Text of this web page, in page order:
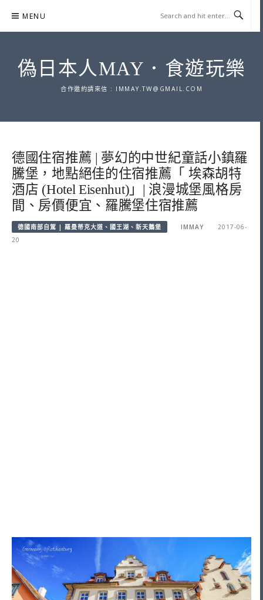
content
MENU
偽日本人MAY．食遊玩樂
合作邀約請來信 : IMMAY.TW@GMAIL.COM
德國住宿推薦 | 夢幻的中世紀童話小鎮羅
騰堡，地點絕佳的住宿推薦「 埃森胡特
酒店 (Hotel Eisenhut)」| 浪漫城堡風格房
間、房價便宜、羅騰堡住宿推薦
德國南部自駕 | 羅曼蒂克大道、國王湖、新天鵝堡 IMMAY
2017-06-
20